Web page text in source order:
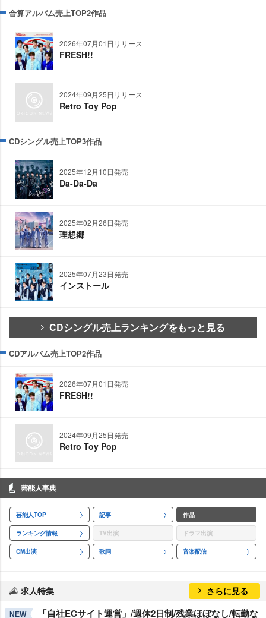
合算アルバム売上TOP2作品
2026年07月01日リリース
FRESH!!
2024年09月25日リリース
Retro Toy Pop
CDシングル売上TOP3作品
2025年12月10日発売
Da-Da-Da
2025年02月26日発売
理想郷
2025年07月23日発売
インストール
CDシングル売上ランキングをもっと見る
CDアルバム売上TOP2作品
2026年07月01日発売
FRESH!!
2024年09月25日発売
Retro Toy Pop
芸能人事典
芸能人TOP 記事 作品
ランキング情報 TV出演 ドラマ出演
CM出演 歌詞 音楽配信
求人特集 さらに見る
NEW 「自社ECサイト運営」/週休2日制/残業ほぼなし/転勤な